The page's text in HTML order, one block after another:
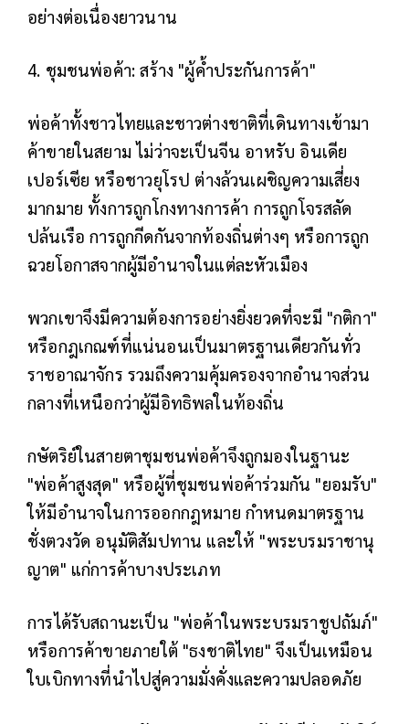
อย่างต่อเนื่องยาวนาน
4. ชุมชนพ่อค้า: สร้าง "ผู้ค้ำประกันการค้า"
พ่อค้าทั้งชาวไทยและชาวต่างชาติที่เดินทางเข้ามา
ค้าขายในสยาม ไม่ว่าจะเป็นจีน อาหรับ อินเดีย
เปอร์เซีย หรือชาวยุโรป ต่างล้วนเผชิญความเสี่ยง
มากมาย ทั้งการถูกโกงทางการค้า การถูกโจรสลัด
ปล้นเรือ การถูกกีดกันจากท้องถิ่นต่างๆ หรือการถูก
ฉวยโอกาสจากผู้มีอำนาจในแต่ละหัวเมือง
พวกเขาจึงมีความต้องการอย่างยิ่งยวดที่จะมี "กติกา"
หรือกฎเกณฑ์ที่แน่นอนเป็นมาตรฐานเดียวกันทั่ว
ราชอาณาจักร รวมถึงความคุ้มครองจากอำนาจส่วน
กลางที่เหนือกว่าผู้มีอิทธิพลในท้องถิ่น
กษัตริย์ในสายตาชุมชนพ่อค้าจึงถูกมองในฐานะ
"พ่อค้าสูงสุด" หรือผู้ที่ชุมชนพ่อค้าร่วมกัน "ยอมรับ"
ให้มีอำนาจในการออกกฎหมาย กำหนดมาตรฐาน
ชั่งตวงวัด อนุมัติสัมปทาน และให้ "พระบรมราชานุ
ญาต" แก่การค้าบางประเภท
การได้รับสถานะเป็น "พ่อค้าในพระบรมราชูปถัมภ์"
หรือการค้าขายภายใต้ "ธงชาติไทย" จึงเป็นเหมือน
ใบเบิกทางที่นำไปสู่ความมั่งคั่งและความปลอดภัย